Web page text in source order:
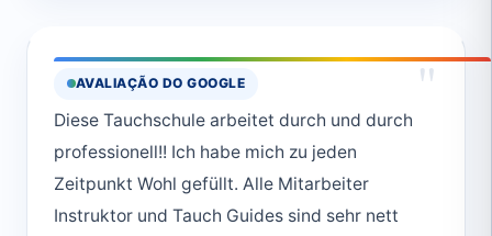
AVALIAÇÃO DO GOOGLE "
Diese Tauchschule arbeitet durch und durch
professionell!! Ich habe mich zu jeden
Zeitpunkt Wohl gefüllt. Alle Mitarbeiter
Instruktor und Tauch Guides sind sehr nett